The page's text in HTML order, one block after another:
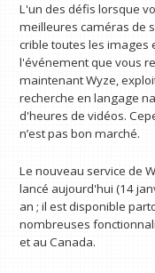
L'un des défis lorsque
meilleures caméras de
crible toutes les
l'événement que vous
maintenant Wyze,
recherche en langage
d'heures de vidéos.
n’est pas bon marché.
Le nouveau service de
lancé aujourd'hui (14
an ; il est disponible
nombreuses
et au Canada.